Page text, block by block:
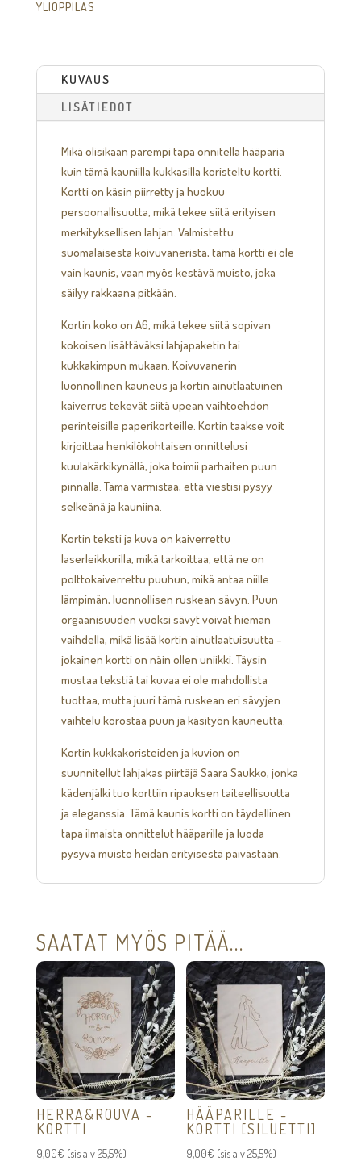
YLIOPPILAS
KUVAUS
LISÄTIEDOT
Mikä olisikaan parempi tapa onnitella hääparia
kuin tämä kauniilla kukkasilla koristeltu kortti.
Kortti on käsin piirretty ja huokuu
persoonallisuutta, mikä tekee siitä erityisen
merkityksellisen lahjan. Valmistettu
suomalaisesta koivuvanerista, tämä kortti ei ole
vain kaunis, vaan myös kestävä muisto, joka
säilyy rakkaana pitkään.
Kortin koko on A6, mikä tekee siitä sopivan
kokoisen lisättäväksi lahjapaketin tai
kukkakimpun mukaan. Koivuvanerin
luonnollinen kauneus ja kortin ainutlaatuinen
kaiverrus tekevät siitä upean vaihtoehdon
perinteisille paperikorteille. Kortin taakse voit
kirjoittaa henkilökohtaisen onnittelusi
kuulakärkikynällä, joka toimii parhaiten puun
pinnalla. Tämä varmistaa, että viestisi pysyy
selkeänä ja kauniina.
Kortin teksti ja kuva on kaiverrettu
laserleikkurilla, mikä tarkoittaa, että ne on
polttokaiverrettu puuhun, mikä antaa niille
lämpimän, luonnollisen ruskean sävyn. Puun
orgaanisuuden vuoksi sävyt voivat hieman
vaihdella, mikä lisää kortin ainutlaatuisuutta –
jokainen kortti on näin ollen uniikki. Täysin
mustaa tekstiä tai kuvaa ei ole mahdollista
tuottaa, mutta juuri tämä ruskean eri sävyjen
vaihtelu korostaa puun ja käsityön kauneutta.
Kortin kukkakoristeiden ja kuvion on
suunnitellut lahjakas piirtäjä Saara Saukko, jonka
kädenjälki tuo korttiin ripauksen taiteellisuutta
ja eleganssia. Tämä kaunis kortti on täydellinen
tapa ilmaista onnittelut hääparille ja luoda
pysyvä muisto heidän erityisestä päivästään.
SAATAT MYÖS PITÄÄ...
HERRA&ROUVA -
KORTTI
9,00€ (sis alv 25,5%)
HÄÄPARILLE -
KORTTI [SILUETTI]
9,00€ (sis alv 25,5%)